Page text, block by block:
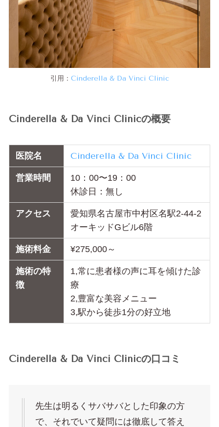
引用： Cinderella & Da Vinci Clinic
Cinderella & Da Vinci Clinicの概要
医院名 Cinderella & Da Vinci Clinic
営業時間
10：00〜19：00
休診日：無し
アクセス
愛知県名古屋市中村区名駅2-44-2
オーキッドGビル6階
施術料金 ¥275,000～
施術の特
徴
1,常に患者様の声に耳を傾けた診
療
2,豊富な美容メニュー
3,駅から徒歩1分の好立地
Cinderella & Da Vinci Clinicの口コミ
先生は明るくサバサバとした印象の方
で、それでいて疑問には徹底して答え